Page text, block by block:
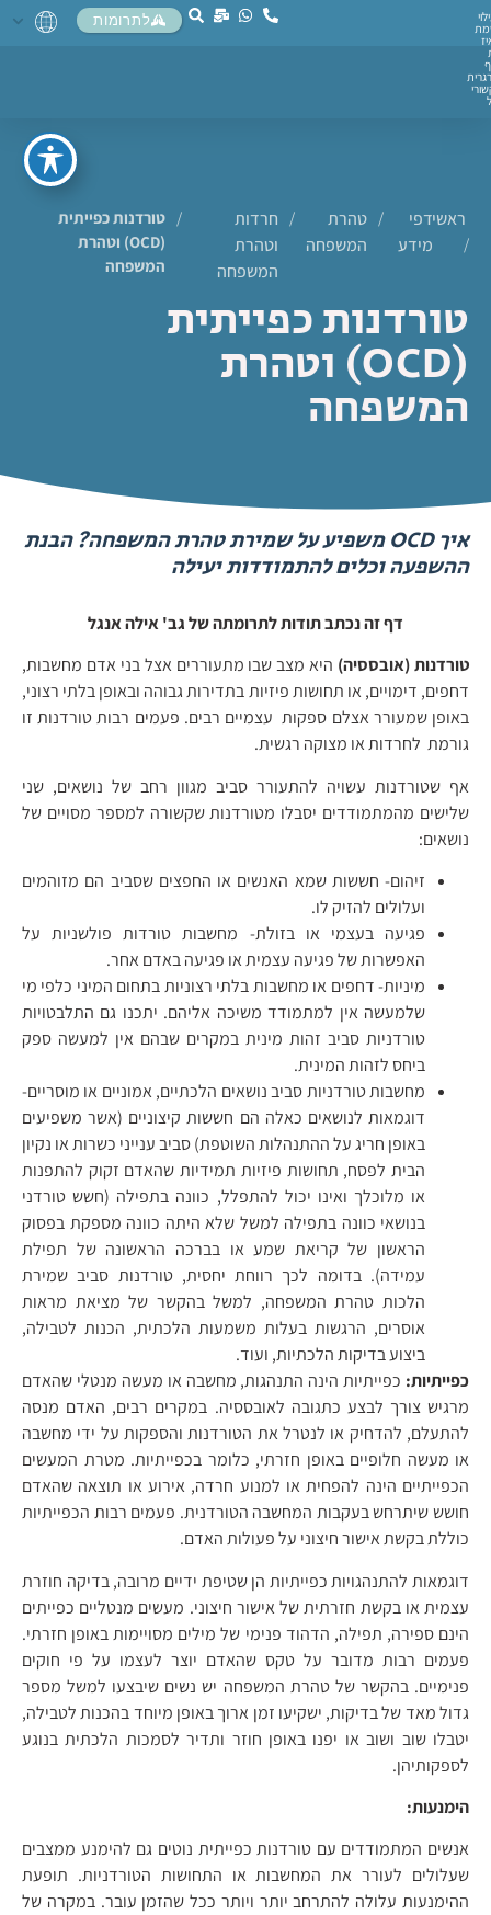
לתרומות
ראשי
/
דפי
מידע
/
טהרת
המשפחה
/
חרדות
וטהרת
המשפחה
/ טורדנות כפייתית
(OCD) וטהרת
המשפחה
טורדנות כפייתית
(OCD) וטהרת
המשפחה
איך OCD משפיע על שמירת טהרת המשפחה? הבנת
ההשפעה וכלים להתמודדות יעילה
דף זה נכתב תודות לתרומתה של גב' אילה אנגל
טורדנות (אובססיה) היא מצב שבו מתעוררים אצל בני אדם מחשבות,
דחפים, דימויים, או תחושות פיזיות בתדירות גבוהה ובאופן בלתי רצוני,
באופן שמעורר אצלם ספקות עצמיים רבים. פעמים רבות טורדנות זו
גורמת לחרדות או מצוקה רגשית.
אף שטורדנות עשויה להתעורר סביב מגוון רחב של נושאים, שני
שלישים מהמתמודדים יסבלו מטורדנות שקשורה למספר מסויים של
נושאים:
זיהום- חששות שמא האנשים או החפצים שסביב הם מזוהמים
ועלולים להזיק לו.
פגיעה בעצמי או בזולת- מחשבות טורדות פולשניות על
האפשרות של פגיעה עצמית או פגיעה באדם אחר.
מיניות- דחפים או מחשבות בלתי רצוניות בתחום המיני כלפי מי
שלמעשה אין למתמודד משיכה אליהם. יתכנו גם התלבטויות
טורדניות סביב זהות מינית במקרים שבהם אין למעשה ספק
ביחס לזהות המינית.
מחשבות טורדניות סביב נושאים הלכתיים, אמוניים או מוסריים-
דוגמאות לנושאים כאלה הם חששות קיצוניים (אשר משפיעים
באופן חריג על ההתנהלות השוטפת) סביב ענייני כשרות או נקיון
הבית לפסח, תחושות פיזיות תמידיות שהאדם זקוק להתפנות
או מלוכלך ואינו יכול להתפלל, כוונה בתפילה (חשש טורדני
בנושאי כוונה בתפילה למשל שלא היתה כוונה מספקת בפסוק
הראשון של קריאת שמע או בברכה הראשונה של תפילת
עמידה). בדומה לכך רווחת יחסית, טורדנות סביב שמירת
הלכות טהרת המשפחה, למשל בהקשר של מציאת מראות
אוסרים, הרגשות בעלות משמעות הלכתית, הכנות לטבילה,
ביצוע בדיקות הלכתיות, ועוד.
כפייתיות: כפייתיות הינה התנהגות, מחשבה או מעשה מנטלי שהאדם
מרגיש צורך לבצע כתגובה לאובססיה. במקרים רבים, האדם מנסה
להתעלם, להדחיק או לנטרל את הטורדנות והספקות על ידי מחשבה
או מעשה חלופיים באופן חזרתי, כלומר בכפייתיות. מטרת המעשים
הכפייתיים הינה להפחית או למנוע חרדה, אירוע או תוצאה שהאדם
חושש שיתרחש בעקבות המחשבה הטורדנית. פעמים רבות הכפייתיות
כוללת בקשת אישור חיצוני על פעולות האדם.
דוגמאות להתנהגויות כפייתיות הן שטיפת ידיים מרובה, בדיקה חוזרת
עצמית או בקשת חזרתית של אישור חיצוני. מעשים מנטליים כפייתים
הינם ספירה, תפילה, הדהוד פנימי של מילים מסויימות באופן חזרתי.
פעמים רבות מדובר על טקס שהאדם יוצר לעצמו על פי חוקים
פנימיים. בהקשר של טהרת המשפחה יש נשים שיבצעו למשל מספר
גדול מאד של בדיקות, ישקיעו זמן ארוך באופן מיוחד בהכנות לטבילה,
יטבלו שוב ושוב או יפנו באופן חוזר ותדיר לסמכות הלכתית בנוגע
לספקותיהן.
הימנעות:
אנשים המתמודדים עם טורדנות כפייתית נוטים גם להימנע ממצבים
שעלולים לעורר את המחשבות או התחושות הטורדניות. תופעת
ההימנעות עלולה להתרחב יותר ויותר ככל שהזמן עובר. במקרה של